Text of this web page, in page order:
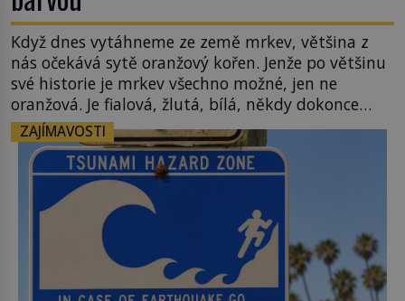
Když dnes vytáhneme ze země mrkev, většina z
nás očekává sytě oranžový kořen. Jenže po většinu
své historie je mrkev všechno možné, jen ne
oranžová. Je fialová, žlutá, bílá, někdy dokonce
téměř černá. Až díky stovkám let pečlivého
šlechtění se z ní stává zelenina, bez které si českou
zahradu ani nedokážeme představit. Její příběh je
ZAJÍMAVOSTI